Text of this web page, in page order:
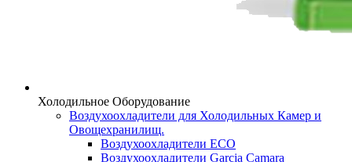
Холодильное Оборудование
Воздухоохладители для Холодильных Камер и
Овощехранилищ.
Воздухоохладители ECO
Воздухоохладители Garcia Camara